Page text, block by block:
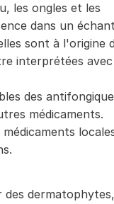
les ongles et les
dans un
sont à l'origine
interprétées
des
médicaments.
des